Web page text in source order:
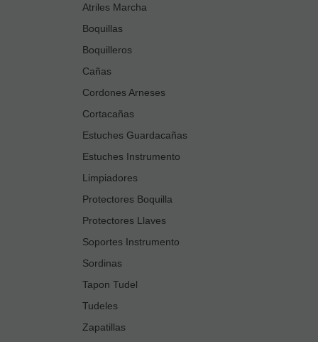
Atriles Marcha
Boquillas
Boquilleros
Cañas
Cordones Arneses
Cortacañas
Estuches Guardacañas
Estuches Instrumento
Limpiadores
Protectores Boquilla
Protectores Llaves
Soportes Instrumento
Sordinas
Tapon Tudel
Tudeles
Zapatillas